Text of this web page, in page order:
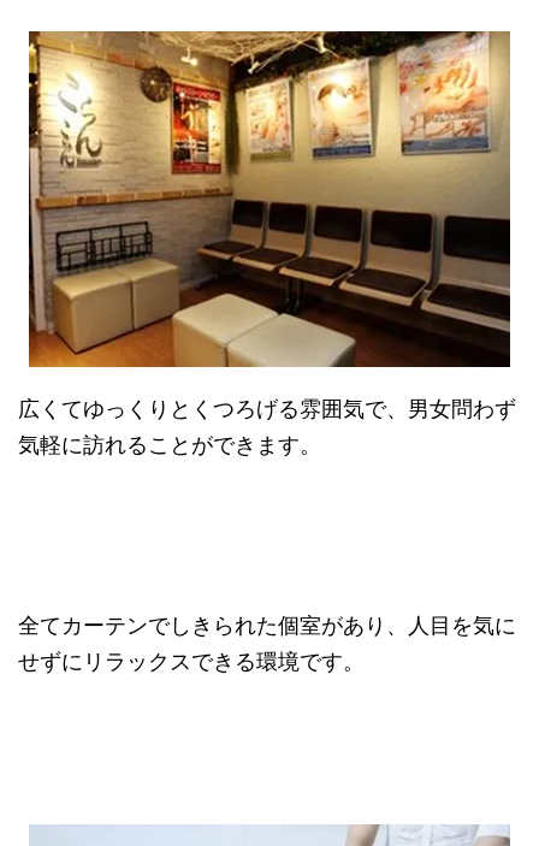
広くてゆっくりとくつろげる雰囲気で、男女問わず
気軽に訪れることができます。
全てカーテンでしきられた個室があり、人目を気に
せずにリラックスできる環境です。